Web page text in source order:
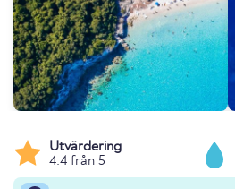
Utvärdering
4.4 från 5